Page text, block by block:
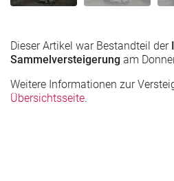
Dieser Artikel war Bestandteil der
Sammelversteigerung am
Weitere Informationen zur
Übersichtsseite.